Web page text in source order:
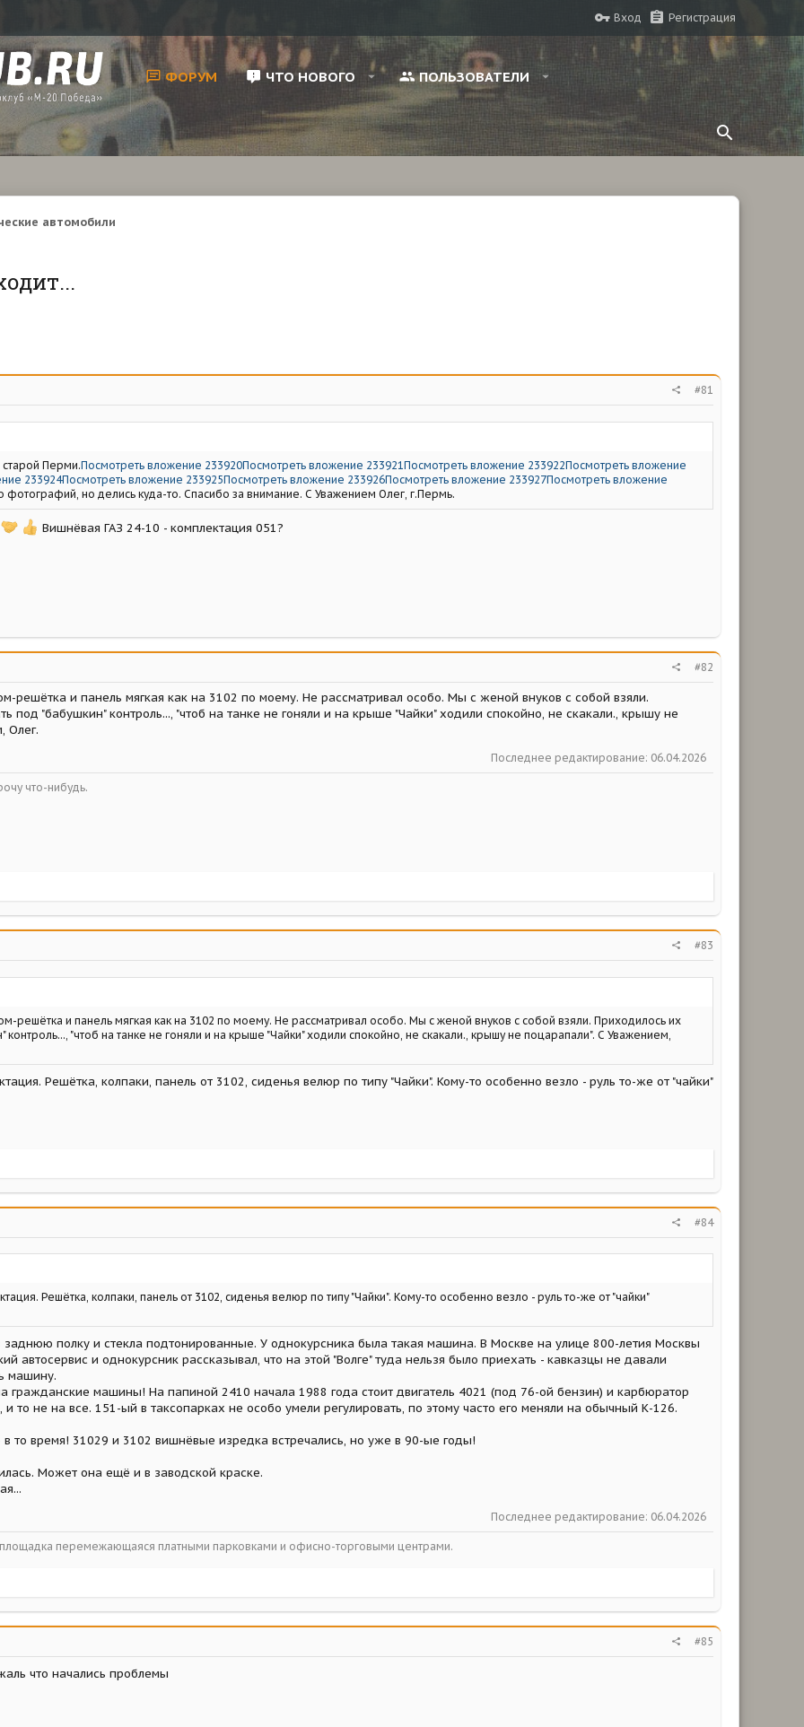
Вход Регистрация
ФОРУМ ЧТО НОВОГО ПОЛЬЗОВАТЕЛИ
автомобили
#81
Перми.Посмотреть вложение 233920Посмотреть вложение 233921 Посмотреть вложение 233922Посмотреть вложение
233924Посмотреть вложение 233925Посмотреть вложение 233926Посмотреть вложение 233927Посмотреть вложение
но делись куда-то. Спасибо за внимание. С Уважением Олег, г.Пермь.
Вишнёвая ГАЗ 24-10 - комплектация 051?
#82
решётка и панель мягкая как на 3102 по моему. Не рассматривал особо. Мы с женой внуков с собой взяли.
под "бабушкин" контроль..., "чтоб на танке не гоняли и на крыше "Чайки" ходили спокойно, не скакали., крышу не
Олег.
Последнее редактирование: 06.04.2026
что-нибудь.
#83
решётка и панель мягкая как на 3102 по моему. Не рассматривал особо. Мы с женой внуков с собой взяли. Приходилось их
контроль..., "чтоб на танке не гоняли и на крыше "Чайки" ходили спокойно, не скакали., крышу не поцарапали". С Уважением,
Решётка, колпаки, панель от 3102, сиденья велюр по типу "Чайки". Кому-то особенно везло - руль то-же от "чайки"
#84
Решётка, колпаки, панель от 3102, сиденья велюр по типу "Чайки". Кому-то особенно везло - руль то-же от "чайки"
заднюю полку и стекла подтонированные. У однокурсника была такая машина. В Москве на улице 800-летия Москвы
автосервис и однокурсник рассказывал, что на этой "Волге" туда нельзя было приехать - кавказцы не давали
машину.
гражданские машины! На папиной 2410 начала 1988 года стоит двигатель 4021 (под 76-ой бензин) и карбюратор
то не на все. 151-ый в таксопарках не особо умели регулировать, по этому часто его меняли на обычный К-126.
то время! 31029 и 3102 вишнёвые изредка встречались, но уже в 90-ые годы!
Может она ещё и в заводской краске.
Последнее редактирование: 06.04.2026
перемежающаяся платными парковками и офисно-торговыми центрами.
#85
что начались проблемы